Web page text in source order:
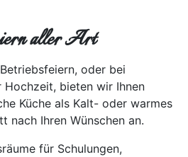
aller Art
oder bei
bieten wir Ihnen
Küche als Kalt- oder warmes
nach Ihren Wünschen an.
für Schulungen,